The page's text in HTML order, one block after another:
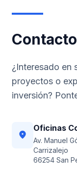
Contacto
¿Interesado en
proyectos o
inversión?
location_on
Oficinas
Av. Manuel
Carrizalejo
66254 San